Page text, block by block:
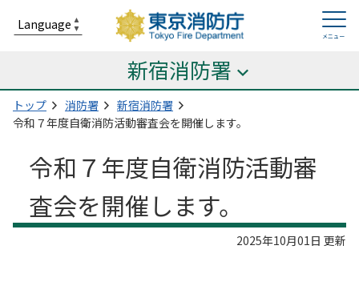
新宿消防署
トップ 消防署
新宿消防署
令和７年度自衛消防活動審査会を開催します。
令和７年度自衛消防活動審
査会を開催します。
2025年10月01日 更新